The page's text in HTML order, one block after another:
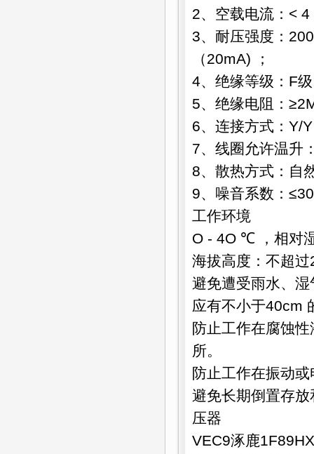
2、空载电流：< 4
3、耐压强度：
（20mA) ；
4、绝缘等级：F
5、绝缘电阻：
6、连接方式：Y/
7、线圈允许温升
8、散热方式：自
9、噪音系数：
工作环境
O - 4O ℃ ，相对
海拔高度：不超
避免遭受雨水、
应有不小于40cm
防止工作在腐蚀
所。
防止工作在振动
避免长期倒置存
压器
VEC9涿鹿